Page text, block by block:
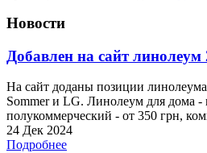
Новости
Добавлен на сайт линолеум
На сайт доданы позиции
Sommer и LG. Линолеум для дома -
полукоммерческий - от 350 грн,
24 Дек 2024
Подробнее